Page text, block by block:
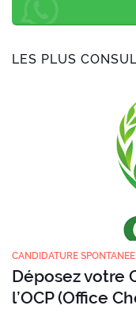
LES PLUS
CANDIDATURE SPONTANEE
Déposez votre
l’OCP (Office